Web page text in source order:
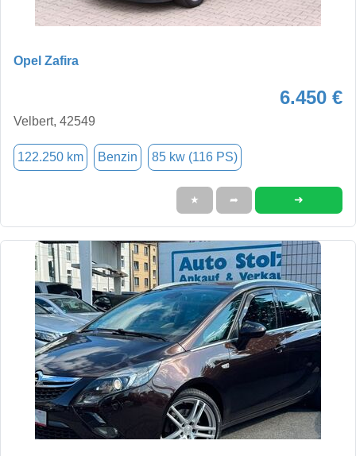
Opel Zafira
6.450 €
Velbert, 42549
122.250 km Benzin 85 kw (116 PS)
★ ➦ ➜